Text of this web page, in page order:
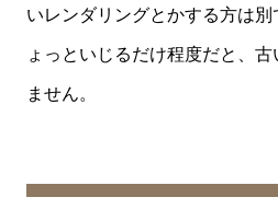
いレンダリングとかする方は
ょっといじるだけ程度だと、
ません。